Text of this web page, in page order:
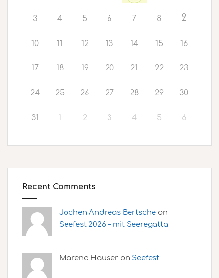
3 4 5 6 7 8 9
10 11 12 13 14 15 16
17 18 19 20 21 22 23
24 25 26 27 28 29 30
31 1 2 3 4 5 6
Recent Comments
Jochen Andreas Bertsche on
Seefest 2026 – mit Seeregatta
Marena Hauser on Seefest